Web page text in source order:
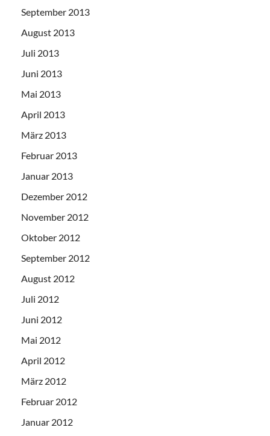
September 2013
August 2013
Juli 2013
Juni 2013
Mai 2013
April 2013
März 2013
Februar 2013
Januar 2013
Dezember 2012
November 2012
Oktober 2012
September 2012
August 2012
Juli 2012
Juni 2012
Mai 2012
April 2012
März 2012
Februar 2012
Januar 2012